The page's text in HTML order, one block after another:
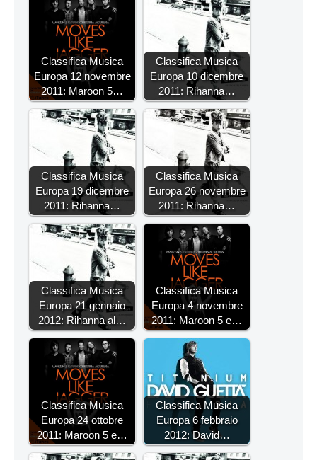
Classifica Musica
Europa 12 novembre
2011: Maroon 5…
Classifica Musica
Europa 10 dicembre
2011: Rihanna…
Classifica Musica
Europa 19 dicembre
2011: Rihanna…
Classifica Musica
Europa 26 novembre
2011: Rihanna…
Classifica Musica
Europa 21 gennaio
2012: Rihanna al…
Classifica Musica
Europa 4 novembre
2011: Maroon 5 e…
Classifica Musica
Europa 24 ottobre
2011: Maroon 5 e…
Classifica Musica
Europa 6 febbraio
2012: David…